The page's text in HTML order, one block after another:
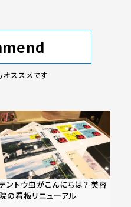
ススメです
ントウ虫がこんにちは？ 美容
院の看板リニューアル